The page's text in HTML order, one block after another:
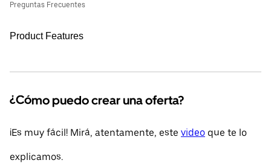
Preguntas Frecuentes
Product Features
¿Cómo puedo crear una oferta?
¡Es muy fácil! Mirá, atentamente, este video que te lo
explicamos.